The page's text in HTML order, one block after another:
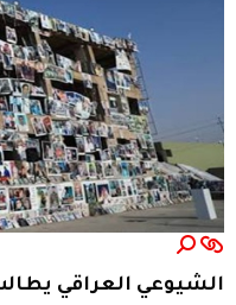
الشيوعي العراقي